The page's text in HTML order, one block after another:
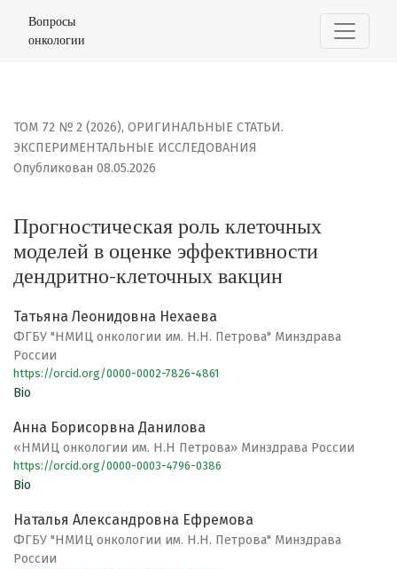
Прогностическая роль клеточных моделей в оценке
Вопросы
онкологии
ТОМ 72 № 2 (2026), ОРИГИНАЛЬНЫЕ СТАТЬИ.
ЭКСПЕРИМЕНТАЛЬНЫЕ ИССЛЕДОВАНИЯ
Прогностическая роль клеточных
моделей в оценке эффективности
дендритно-клеточных вакцин
Опубликован 08.05.2026
Татьяна Леонидовна Нехаева
ФГБУ "НМИЦ онкологии им. Н.Н. Петрова" Минздрава
России
https://orcid.org/0000-0002-7826-4861
Bio
Анна Борисорвна Данилова
«НМИЦ онкологии им. Н.Н Петрова» Минздрава России
https://orcid.org/0000-0003-4796-0386
Bio
Наталья Александровна Ефремова
ФГБУ "НМИЦ онкологии им. Н.Н. Петрова" Минздрава
России